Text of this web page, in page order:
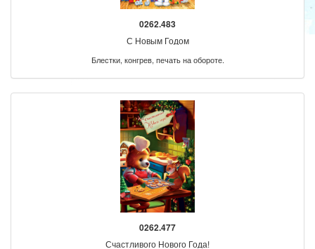
0262.483
С Новым Годом
Блестки, конгрев, печать на обороте.
0262.477
Счастливого Нового Года!